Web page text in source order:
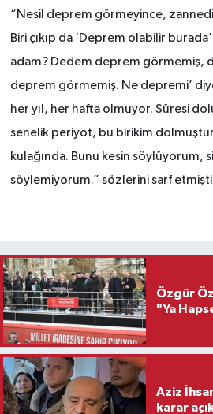
“Nesil deprem görmeyince,
Biri çıkıp da ‘Deprem olabilir
adam? Dedem deprem görmemiş,
deprem görmemiş. Ne depremi’
her yıl, her hafta olmuyor. Süresi
senelik periyot, bu birikim dolmuştur.
kulağında. Bunu kesin söylüyorum,
söylemiyorum.” sözlerini sarf
Özgür
"Ya
Aziz
karar